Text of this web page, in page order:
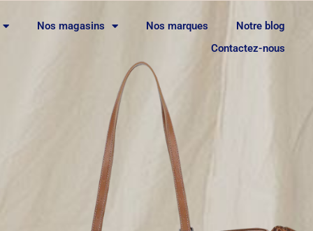
Nos magasins Nos marques
Notre blog
Contactez-nous